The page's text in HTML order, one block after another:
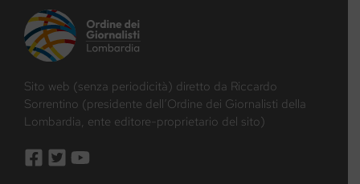
Sito web (senza periodicità) diretto da Riccardo
Sorrentino (presidente dell’Ordine dei Giornalisti della
Lombardia, ente editore-proprietario del sito)